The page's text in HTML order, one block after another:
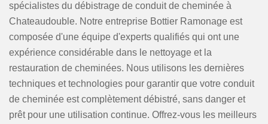
spécialistes du débistrage de conduit de cheminée à
Chateaudouble. Notre entreprise Bottier Ramonage est
composée d'une équipe d'experts qualifiés qui ont une
expérience considérable dans le nettoyage et la
restauration de cheminées. Nous utilisons les dernières
techniques et technologies pour garantir que votre conduit
de cheminée est complètement débistré, sans danger et
prêt pour une utilisation continue. Offrez-vous les meilleurs